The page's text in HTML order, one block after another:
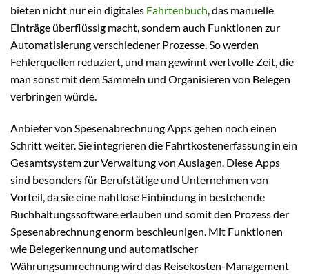
bieten nicht nur ein digitales Fahrtenbuch, das manuelle
Einträge überflüssig macht, sondern auch Funktionen zur
Automatisierung verschiedener Prozesse. So werden
Fehlerquellen reduziert, und man gewinnt wertvolle Zeit, die
man sonst mit dem Sammeln und Organisieren von Belegen
verbringen würde.
Anbieter von Spesenabrechnung Apps gehen noch einen
Schritt weiter. Sie integrieren die Fahrtkostenerfassung in ein
Gesamtsystem zur Verwaltung von Auslagen. Diese Apps
sind besonders für Berufstätige und Unternehmen von
Vorteil, da sie eine nahtlose Einbindung in bestehende
Buchhaltungssoftware erlauben und somit den Prozess der
Spesenabrechnung enorm beschleunigen. Mit Funktionen
wie Belegerkennung und automatischer
Währungsumrechnung wird das Reisekosten-Management